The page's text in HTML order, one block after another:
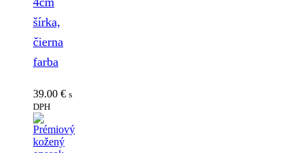
šírka,
čierna
farba
39.00 € s
DPH